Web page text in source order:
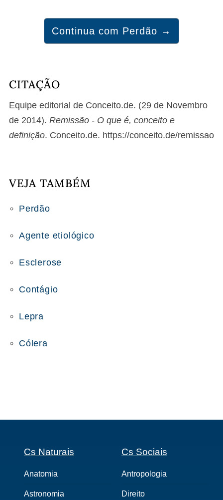
Continua com Perdão →
CITAÇÃO
Equipe editorial de Conceito.de. (29 de Novembro
de 2014). Remissão - O que é, conceito e
definição. Conceito.de. https://conceito.de/remissao
VEJA TAMBÉM
Perdão
Agente etiológico
Esclerose
Contágio
Lepra
Cólera
Cs Naturais
Anatomia
Astronomia
Cs Sociais
Antropologia
Direito